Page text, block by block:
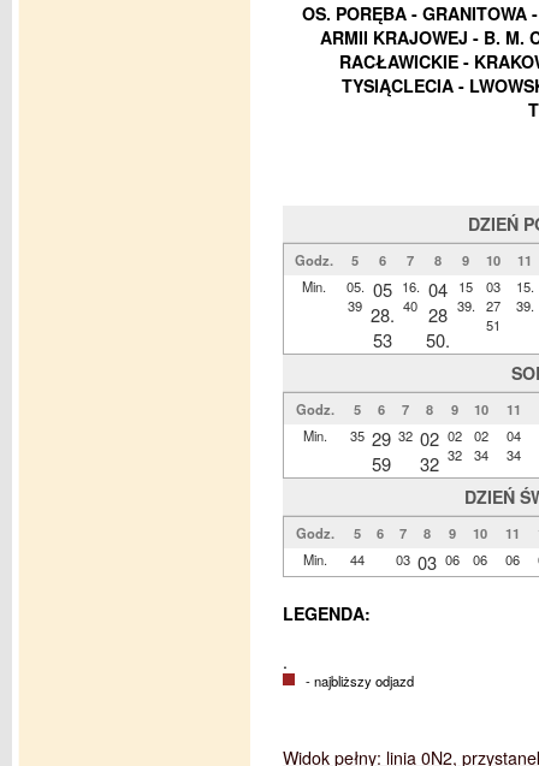
OS. PORĘBA -
ARMII KRAJOWEJ - B. M.
RACŁAWICKIE -
TYSIĄCLECIA -
DZIEŃ
Godz. 5 6 7 8 9 10
11
Min.
05.
39
05
28.
53
16.
40
04
28
50.
15
39.
03
27
51
15.
39.
Godz. 5 6 7 8 9 10 11
Min.
35 29
59
32 02
32
02
32
02
34
04
34
DZIEŃ
Godz. 5 6 7 8 9 10 11
Min.
44 03 03 06 06 06
LEGENDA:
.
- najbliższy odjazd
Widok pełny: linia 0N2,